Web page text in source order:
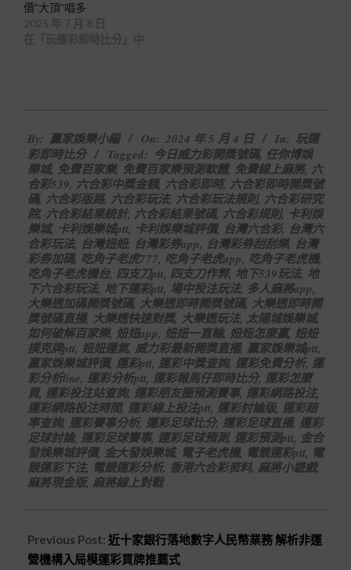
價”大頂”唱多
05-
04
By: 贏家娛樂小編 On: 2024 年 5 月 4 日 In: 玩運
彩即時比分
Tagged: 今日威力彩開獎號碼, 任你博娛
樂城, 免費百家樂, 免費百家樂預測軟體, 免費線上麻將, 六
合彩539, 六合彩中獎金額, 六合彩即時, 六合彩即時開獎號
碼, 六合彩版路, 六合彩玩法, 六合彩玩法規則, 六合彩研究
院, 六合彩結果統計, 六合彩結果號碼, 六合彩規則, 卡利娛
樂城, 卡利娛樂城ptt, 卡利娛樂城評價, 台灣六合彩, 台灣六
合彩玩法, 台灣妞妞, 台灣彩券app, 台灣彩券刮刮樂, 台灣
彩券加碼, 吃角子老虎777, 吃角子老虎app, 吃角子老虎機,
吃角子老虎機台, 四支刀ptt, 四支刀作弊, 地下539玩法, 地
下六合彩玩法, 地下運彩ptt, 場中投注玩法, 多人麻將app,
大樂透加碼開獎號碼, 大樂透即時開獎號碼, 大樂透即時開
獎號碼直播, 大樂透快速對獎, 大樂透玩法, 太陽城娛樂城,
如何破解百家樂, 妞妞app, 妞妞一直輸, 妞妞怎麼贏, 妞妞
撲克牌ptt, 妞妞運氣, 威力彩最新開獎直播, 贏家娛樂城ptt,
贏家娛樂城評價, 運彩ptt, 運彩中獎查詢, 運彩免費分析, 運
彩分析line, 運彩分析ptt, 運彩報馬仔即時比分, 運彩怎麼
買, 運彩投注站查詢, 運彩朋友圈預測賽事, 運彩網路投注,
運彩網路投注時間, 運彩線上投注ptt, 運彩討論版, 運彩賠
率查詢, 運彩賽事分析, 運彩足球比分, 運彩足球直播, 運彩
足球討論, 運彩足球賽事, 運彩足球預測, 運彩預測ptt, 金合
發娛樂城評價, 金大發娛樂城, 電子老虎機, 電競運彩ptt, 電
競運彩下注, 電競運彩分析, 香港六合彩资料, 麻將小遊戲,
麻將現金版, 麻將線上對戰
Previous Post: 近十家銀行落地數字人民幣業務 解析非運
營機構入局模運彩買牌推薦式